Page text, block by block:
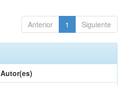
Anterior 1 Siguiente
Autor(es)